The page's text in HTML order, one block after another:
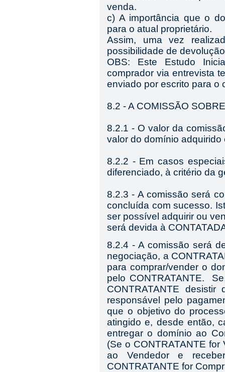
venda.
c) A importância que o
para o atual proprietário.
Assim, uma vez
possibilidade de
OBS: Este Estudo
comprador via entrevista
enviado por escrito para o
8.2 - A COMISSÃO
8.2.1 - O valor da
valor do domínio adquirido
8.2.2 - Em casos
diferenciado, à critério da
8.2.3 - A comissão será
concluída com sucesso.
ser possível adquirir ou
será devida à
8.2.4 - A comissão será
negociação, a
para comprar/vender o
pelo CONTRATANTE.
CONTRATANTE
responsável pelo
que o objetivo do
atingido e, desde então,
entregar o domínio ao
(Se o CONTRATANTE
ao Vendedor e
CONTRATANTE for